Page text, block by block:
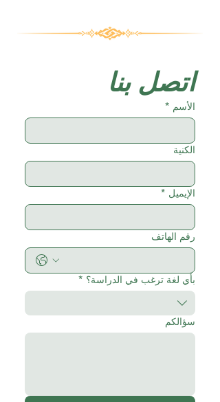
اتصل بنا
الأسم *
الكنية
الإيميل *
رقم الهاتف
بأي لغة ترغب في الدراسة؟ *
سؤالكم